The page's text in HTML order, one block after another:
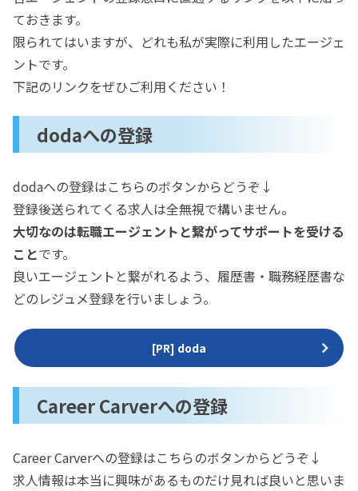
ておきます。
限られてはいますが、どれも私が実際に利用したエージェ
ントです。
下記のリンクをぜひご利用ください！
dodaへの登録
dodaへの登録はこちらのボタンからどうぞ↓
登録後送られてくる求人は全無視で構いません。
大切なのは転職エージェントと繋がってサポートを受ける
ことです。
良いエージェントと繋がれるよう、履歴書・職務経歴書な
どのレジュメ登録を行いましょう。
[PR] doda
Career Carverへの登録
Career Carverへの登録はこちらのボタンからどうぞ↓
求人情報は本当に興味があるものだけ見れば良いと思いま